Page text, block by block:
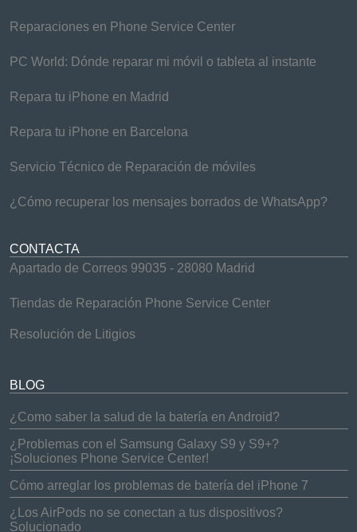
Reparaciones en Phone Service Center
PC World: Dónde reparar mi móvil o tableta al instante
Repara tu iPhone en Madrid
Repara tu iPhone en Barcelona
Servicio Técnico de Reparación de móviles
¿Cómo recuperar los mensajes borrados de WhatsApp?
CONTACTA
Apartado de Correos 99035 - 28080 Madrid
Tiendas de Reparación Phone Service Center
Resolución de Litigios
BLOG
¿Como saber la salud de la batería en Android?
¿Problemas con el Samsung Galaxy S9 y S9+?
¡Soluciones Phone Service Center!
Cómo arreglar los problemas de batería del iPhone 7
¿Los AirPods no se conectan a tus dispositivos?
Solucionado